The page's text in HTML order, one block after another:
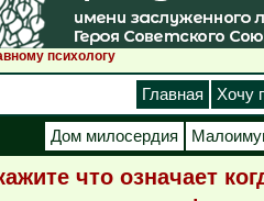
психологу
Главная Хочу
Дом милосердия
что означает